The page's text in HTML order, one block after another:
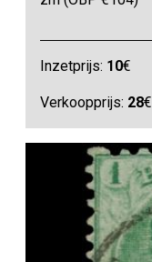
Inzetprijs: 10€
Verkoopprijs: 28€